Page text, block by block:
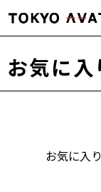
お気に入
お気に入